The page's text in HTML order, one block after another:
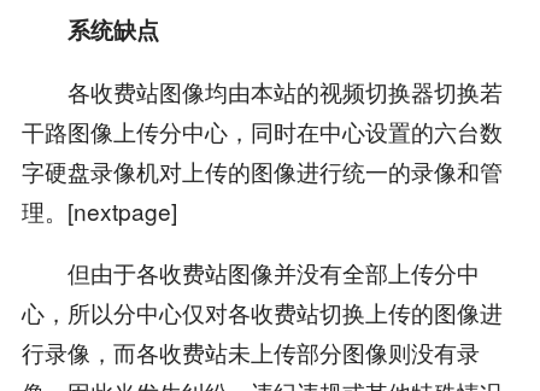
系统缺点
各收费站图像均由本站的视频切换器切换若
干路图像上传分中心，同时在中心设置的六台数
字硬盘录像机对上传的图像进行统一的录像和管
理。[nextpage]
但由于各收费站图像并没有全部上传分中
心，所以分中心仅对各收费站切换上传的图像进
行录像，而各收费站未上传部分图像则没有录